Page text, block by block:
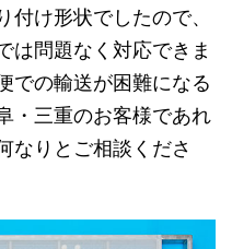
け形状でしたので、
は問題なく対応できま
での輸送が困難になる
・三重のお客様であれ
なりとご相談くださ